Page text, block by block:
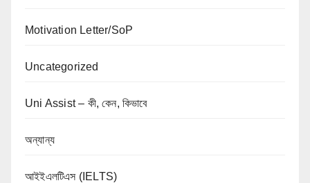
Motivation Letter/SoP
Uncategorized
Uni Assist – কী, কেন, কিভাবে
অন্যান্য
আইইএলটিএস (IELTS)